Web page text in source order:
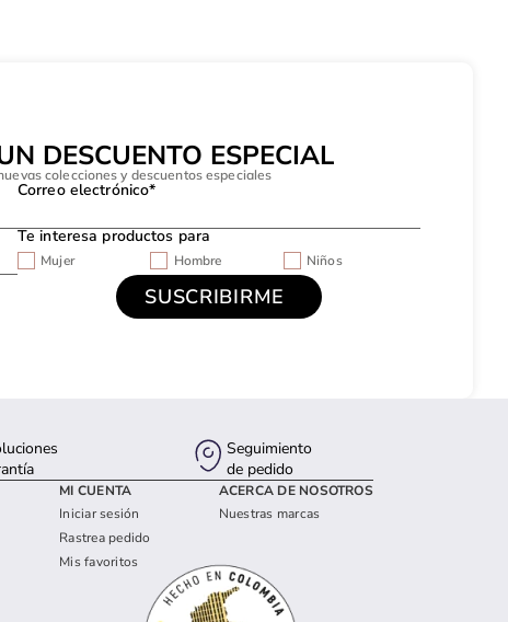
DESCUENTO ESPECIAL
colecciones y descuentos especiales
Correo electrónico*
Te interesa productos para
Mujer Hombre
Niños
Seguimiento
de pedido
MI CUENTA
Iniciar sesión
Rastrea pedido
Mis favoritos
ACERCA DE NOSOTROS
Nuestras marcas